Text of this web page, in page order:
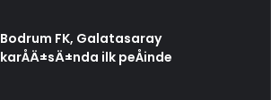
Bodrum FK, Galatasaray
karÅÄ±sÄ±nda ilk peÅinde